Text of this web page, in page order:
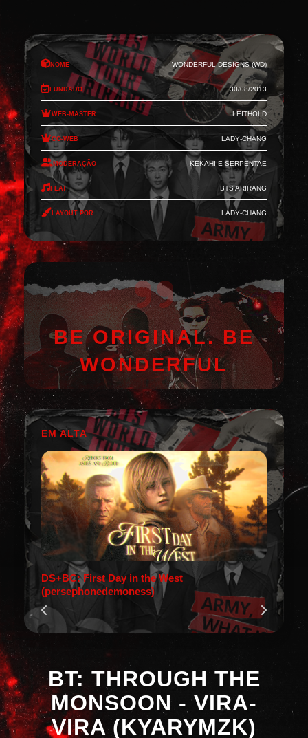
Nome Wonderful Designs (WD)
Fundado 30/08/2013
Web-Master Leithold
Co-Web Lady-Chang
Moderação Kekahi e Serpentae
Feat BTS Arirang
Layout por Lady-Chang
BE ORIGINAL. BE
WONDERFUL
EM ALTA
DS+BC: First Day in the West
(persephonedemoness)
BT: THROUGH THE
MONSOON - VIRA-
VIRA (KYARYMZK)